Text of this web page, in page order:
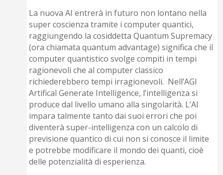
La nuova AI entrerà in futuro non lontano nella
super coscienza tramite i computer quantici,
raggiungendo la cosiddetta Quantum Supremacy
(ora chiamata quantum advantage) significa che il
computer quantistico svolge compiti in tempi
ragionevoli che al computer classico
richiederebbero tempi irragionevoli. Nell’AGI
Artifical Generate Intelligence, l’intelligenza si
produce dal livello umano alla singolarità. L’AI
impara talmente tanto dai suoi errori che poi
diventerà super-intelligenza con un calcolo di
previsione quantico di cui non si conosce il limite
e potrebbe modificare il mondo dei quanti, cioè
delle potenzialità di esperienza.